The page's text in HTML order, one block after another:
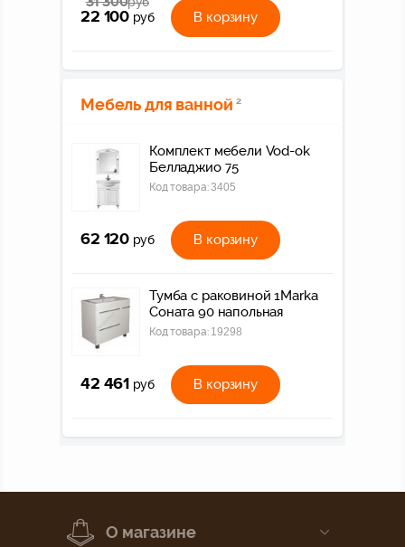
22 100 руб В корзину
Мебель для ванной 2
Комплект мебели Vod-ok
Белладжио 75
Код товара:3405
62 120 руб В корзину
Тумба с раковиной 1Marka
Соната 90 напольная
Код товара: 19298
42 461 руб В корзину
О магазине